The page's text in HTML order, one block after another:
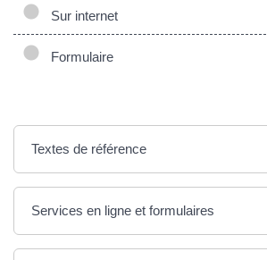
Sur internet
Formulaire
Textes de référence
Services en ligne et formulaires